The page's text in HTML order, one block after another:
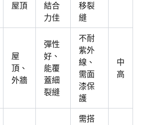
屋頂
結合
力佳
移裂
縫
屋
頂、
外牆
彈性
好、
能覆
蓋細
裂縫
不耐
紫外
線、
需面
漆保
護
中
高
需搭